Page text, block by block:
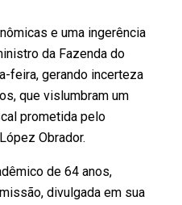
e uma ingerência
da Fazenda do
feira, gerando incerteza
que vislumbram um
prometida pelo
Obrador.
de 64 anos,
divulgada em sua